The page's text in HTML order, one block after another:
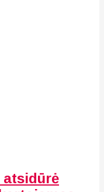
atsidūrė